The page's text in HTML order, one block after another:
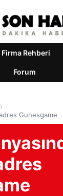
Firma Rehberi
Forum
›
Gunesgame